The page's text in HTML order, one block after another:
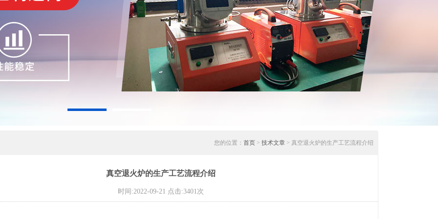
您的位置： 首页 > 技术文章 > 真空退火炉的生产工艺流程介绍
真空退火炉的生产工艺流程介绍
时间:2022-09-21 点击:3401次